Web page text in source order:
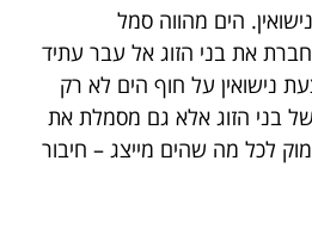
הים מהווה סמל
את בני הזוג אל עבר עתיד
נישואין על חוף הים לא רק
בני הזוג אלא גם מסמלת את
לכל מה שהים מייצג – חיבור